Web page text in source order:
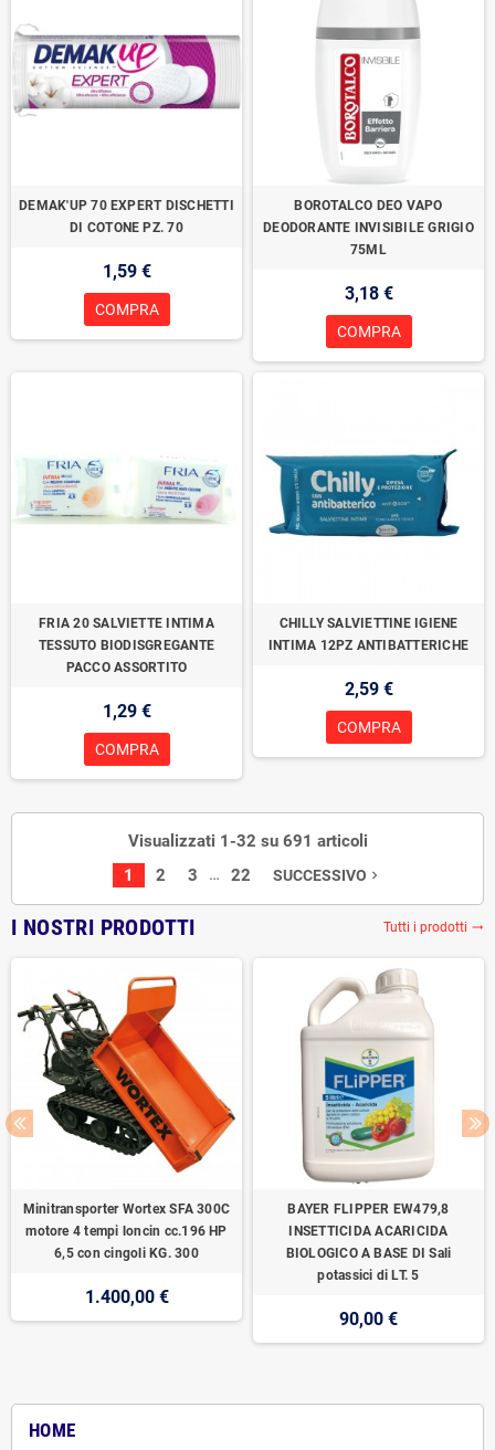
HOME
DEMAK'UP 70 EXPERT DISCHETTI
DI COTONE PZ. 70
1,59 €
COMPRA
BOROTALCO DEO VAPO
DEODORANTE INVISIBILE GRIGIO
75ML
3,18 €
COMPRA
FRIA 20 SALVIETTE INTIMA
TESSUTO BIODISGREGANTE
PACCO ASSORTITO
1,29 €
COMPRA
CHILLY SALVIETTINE IGIENE
INTIMA 12PZ ANTIBATTERICHE
2,59 €
COMPRA
Visualizzati 1-32 su 691 articoli
1
2 3 … 22 SUCCESSIVO navigate_next
I NOSTRI PRODOTTI Tutti i prodotti trending_flat
Minitransporter Wortex SFA 300C
motore 4 tempi loncin cc.196 HP
6,5 con cingoli KG. 300
1.400,00 €
BAYER FLIPPER EW479,8
INSETTICIDA ACARICIDA
BIOLOGICO A BASE DI Sali
potassici di LT. 5
90,00 €